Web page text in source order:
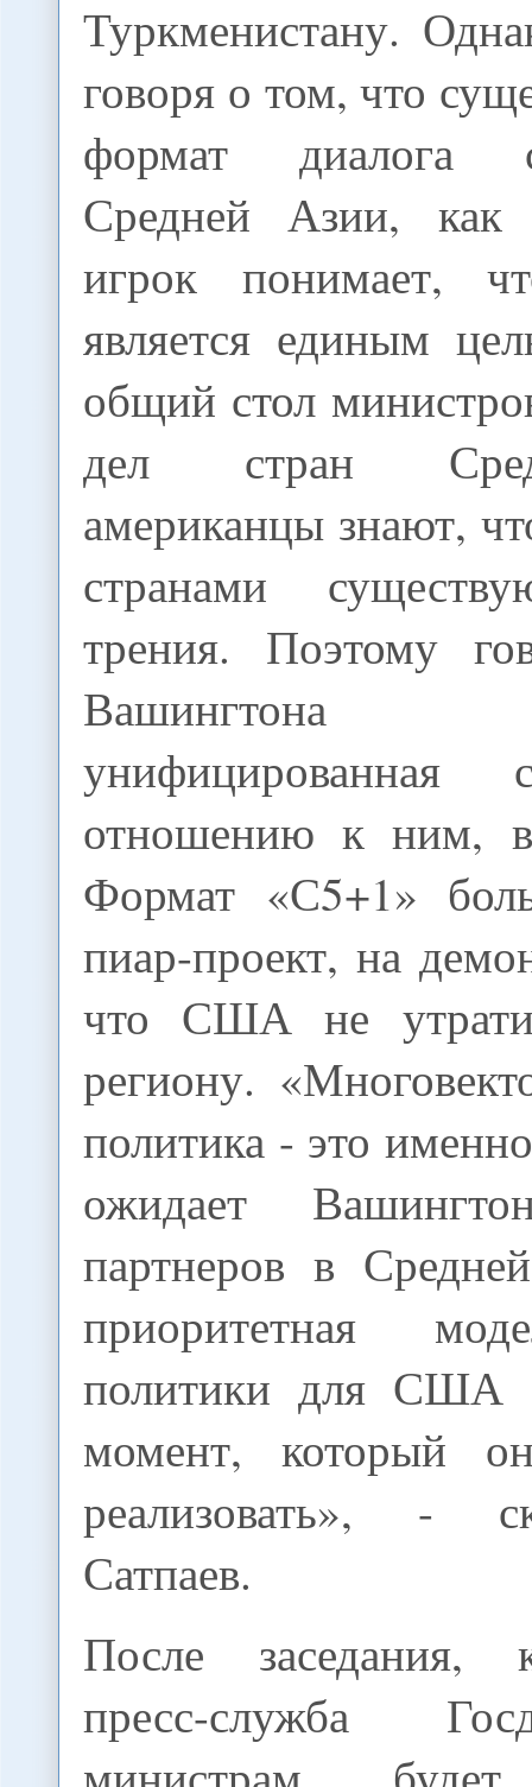
Туркменистану.
говоря о том, что
формат диалога
Средней Азии, как
игрок понимает,
является единым
общий стол
дел стран
американцы знают,
странами
трения. Поэтому
Вашингтона
унифицированная
отношению к ним,
Формат «С5+1»
пиар-проект, на
что США не
региону.
политика - это
ожидает
партнеров в
приоритетная
политики для США
момент, который
реализовать», -
Сатпаев.
После заседания,
пресс-служба